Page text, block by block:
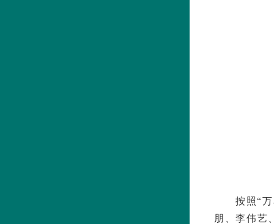
按照“
朋、李伟艺